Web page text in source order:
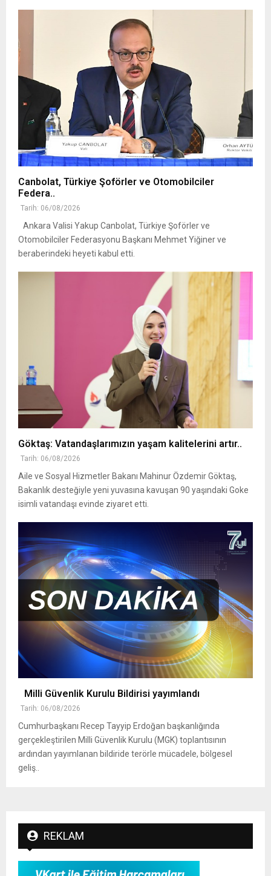
Canbolat, Türkiye Şoförler ve Otomobilciler
Federa..
Tarih: 06/08/2026
Ankara Valisi Yakup Canbolat, Türkiye Şoförler ve
Otomobilciler Federasyonu Başkanı Mehmet Yiğiner ve
beraberindeki heyeti kabul etti.
Göktaş: Vatandaşlarımızın yaşam kalitelerini artır..
Tarih: 06/08/2026
Aile ve Sosyal Hizmetler Bakanı Mahinur Özdemir Göktaş,
Bakanlık desteğiyle yeni yuvasına kavuşan 90 yaşındaki Goke
isimli vatandaşı evinde ziyaret etti.
Milli Güvenlik Kurulu Bildirisi yayımlandı
Tarih: 06/08/2026
Cumhurbaşkanı Recep Tayyip Erdoğan başkanlığında
gerçekleştirilen Milli Güvenlik Kurulu (MGK) toplantısının
ardından yayımlanan bildiride terörle mücadele, bölgesel
geliş..
REKLAM